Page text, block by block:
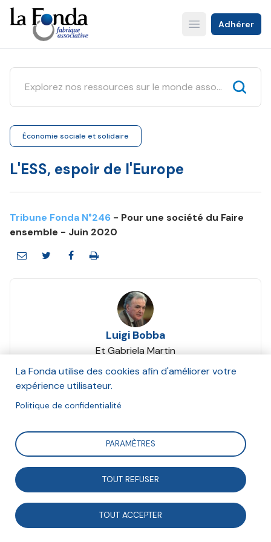
Aller
au
contenu
principal
Open main menu
Adhérer
Économie sociale et solidaire
L'ESS, espoir de l'Europe
Tribune Fonda N°246 - Pour une société du Faire
ensemble - Juin 2020
Luigi Bobba
Et Gabriela Martin
Juin 2020
Pour Luigi Bobba, l'établissement d’une économie
européenne de l’espoir doit mener les gouvernements
et les citoyens à trouver l’issue aux crises actuelles.
La Fonda utilise des cookies afin d'améliorer votre
expérience utilisateur.
Politique de confidentialité
PARAMÈTRES
TOUT REFUSER
TOUT ACCEPTER